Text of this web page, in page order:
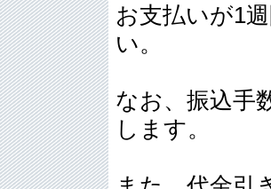
お支払いが1
い。
なお、振込手
します。